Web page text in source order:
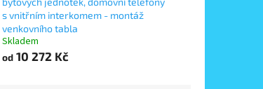
s vnitřním interkomem - montáž
venkovního tabla
Skladem
od10 272 Kč